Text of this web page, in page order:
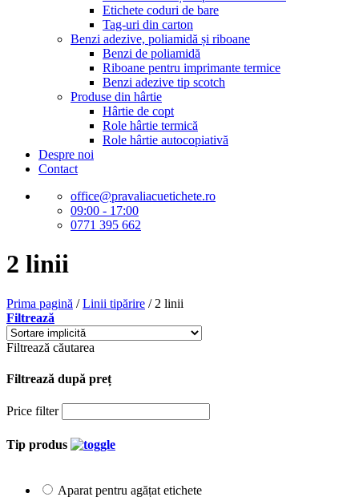
Etichete coduri de bare
Tag-uri din carton
Benzi adezive, poliamidă și riboane
Benzi de poliamidă
Riboane pentru imprimante termice
Benzi adezive tip scotch
Produse din hârtie
Hârtie de copt
Role hârtie termică
Role hârtie autocopiativă
Despre noi
Contact
office@pravaliacuetichete.ro
09:00 - 17:00
0771 395 662
2 linii
Prima pagină / Linii tipărire /2 linii
Filtrează
Filtrează căutarea
Filtrează după preț
Price filter
Tip produs
Aparat pentru agățat etichete